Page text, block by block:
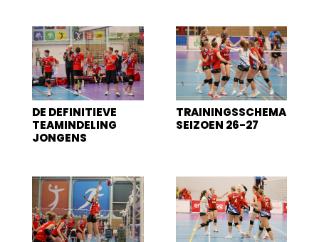
DE DEFINITIEVE
TEAMINDELING
JONGENS
TRAININGSSCHEMA
SEIZOEN 26-27